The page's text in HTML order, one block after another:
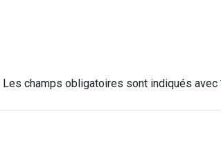
Les champs obligatoires sont indiqués avec